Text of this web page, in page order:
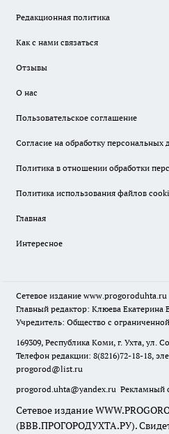
Редакционная политика
Как с нами связаться
Отзывы
О нас
Пользовательское соглашение
Согласие на обработку персональных
Политика в отношении обработки
Политика использования файлов
Главная
Интересное
Сетевое издание www.progoroduhta.ru
Главный редактор: Клюева Екатерина
Учредитель: Общество с
169309, Республика Коми, г. Ухта, ул.
Телефон редакции: 8(8216)72-18-18,
progorod@list.ru
progorod.uhta@yandex.ru Рекламный
Сетевое издание
(ВВВ.ПРОГОРОДУХТА.РУ).